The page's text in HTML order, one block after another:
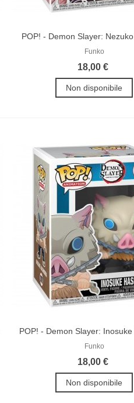
POP! - Demon Slayer:
Funko
18,00 €
Non disponibile
POP! - Demon Slayer:
Funko
18,00 €
Non disponibile